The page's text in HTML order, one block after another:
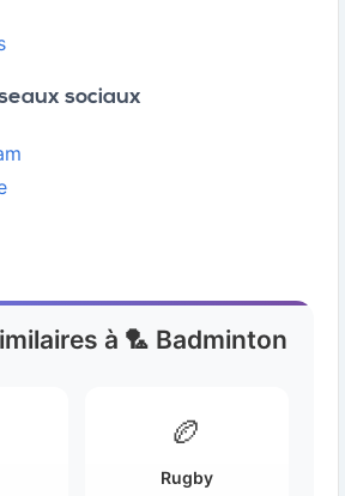
sociaux
à 🏸 Badminton
🏉
Rugby